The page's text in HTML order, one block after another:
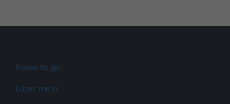
Kurse to go
Über mich